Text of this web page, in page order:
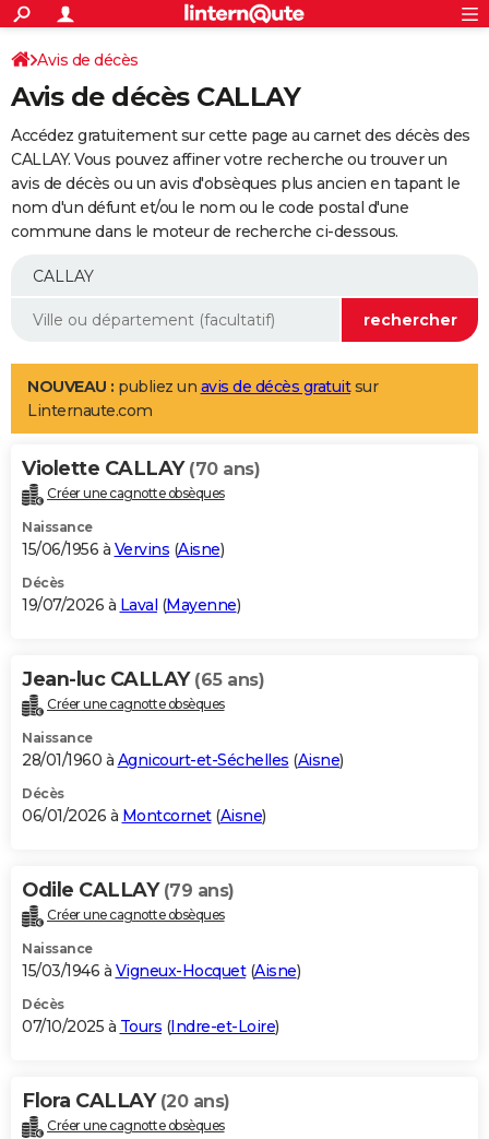
ACTUALITÉS
Politique
Société
Faits Divers
Education
Monde
Villes
+
SPORT
Coupe du monde 2026
Football
Tennis
Cyclisme
Rugby
Forum
Programme TV
TNT
Streaming
Cinéma
Sorties cinéma
Musique
+
FINANCE
Retraite
Epargne
Immobilier
Risques naturels par ville
Banque
Assurance
AUTO
Essais
Réserver un essai
Citadines
Berlines
SUV
Forum auto
+
Mobiles
Meilleur smartphone
Internet
Ordinateurs
Jeux vidéo
Guide high-tech
Aménagement intérieur
LIFESTYLE
Art de vivre
Bien-être
Loisirs
Mode
Modes de vie
Alimentation
Guide de la santé
Maladies
Médicaments
Sommeil
VOYAGE
Destinations
City break
Voyage nature
Voyage de noces
Forum
Climat
+PHOTO
GUIDES D'ACHAT
BONS PLANS
Carte de Noël
Carte Bonne année
Carte Saint-Valentin
Carte Pâques
Carte d'anniversaire
DICTIONNAIRE
Dictionnaire
Biographies
Citations
Expressions
Proverbes
PROGRAMME TV
S'inscrire
Se connecter
Lycées
Collèges
Primaires
Universités
Entreprises
Service militaire
Avis de recherche
AVIS DE DÉCÈS
Bricolage
Lifestyle
Culture
Sport
Auto
Television
Voyage
Cinema
Avis de décès
Avis de décès CALLAY
Accédez gratuitement sur cette page au carnet des décès des
CALLAY. Vous pouvez affiner votre recherche ou trouver un
avis de décès ou un avis d'obsèques plus ancien en tapant le
nom d'un défunt et/ou le nom ou le code postal d'une
commune dans le moteur de recherche ci-dessous.
NOUVEAU : publiez un avis de décès gratuitsur
Linternaute.com
Violette CALLAY (70 ans)
Créer une cagnotte obsèques
Naissance
15/06/1956 à Vervins (Aisne)
Décès
19/07/2026 à Laval (Mayenne)
Jean-luc CALLAY (65 ans)
Créer une cagnotte obsèques
Naissance
28/01/1960 à Agnicourt-et-Séchelles (Aisne)
Décès
06/01/2026 à Montcornet(Aisne)
Odile CALLAY (79 ans)
Créer une cagnotte obsèques
Naissance
15/03/1946 à Vigneux-Hocquet(Aisne)
Décès
07/10/2025 à Tours (Indre-et-Loire)
Flora CALLAY (20 ans)
Créer une cagnotte obsèques